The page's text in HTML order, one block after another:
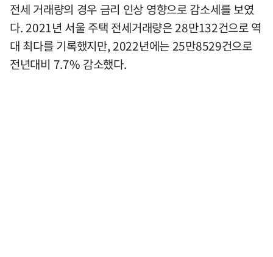
전세 거래량의 경우 금리 인상 영향으로 감소세를 보였
다. 2021년 서울 주택 전세거래량은 28만132건으로 역
대 최다를 기록했지만, 2022년에는 25만8529건으로
전년대비 7.7% 감소했다.